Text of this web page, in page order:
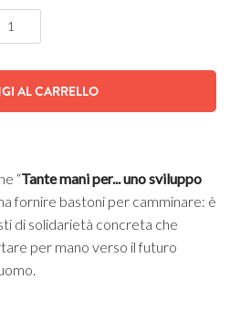
AL CARRELLO
“Tante mani per... uno sviluppo
fornire bastoni per camminare: è
di solidarietà concreta che
per mano verso il futuro